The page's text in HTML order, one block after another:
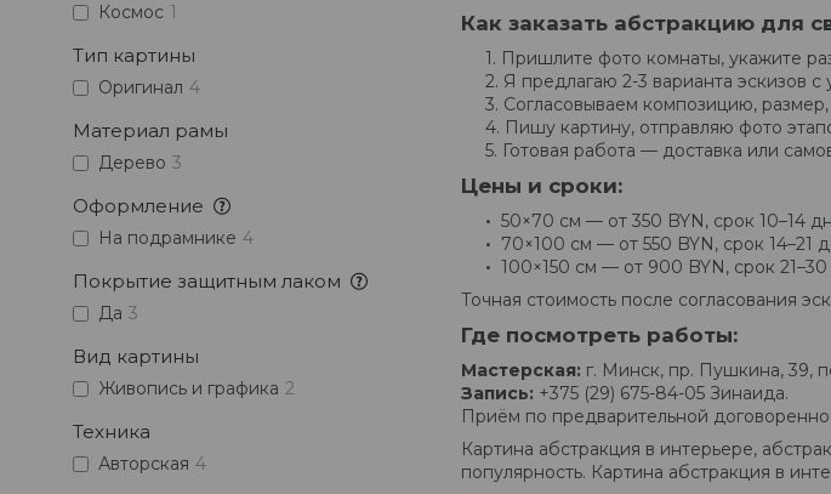
Как заказать абстракцию для
Пришлите фото комнаты, укажите
Я предлагаю 2-3 варианта эскизов с
Согласовываем композицию,
Пишу картину, отправляю фото
Готовая работа — доставка или
Цены и сроки:
50×70 см — от 350 BYN, срок 10–14
70×100 см — от 550 BYN, срок 14–21
100×150 см — от 900 BYN, срок
Точная стоимость после согласования
Где посмотреть работы:
Мастерская: г. Минск, пр. Пушкина, 39,
Запись: +375 (29) 675-84-05 Зинаида.
Приём по предварительной
Картина абстракция в интерьере,
популярность. Картина абстракция в
Космос 1
Тип картины
Оригинал 4
Материал рамы
Дерево 3
Оформление
На подрамнике 4
Покрытие защитным лаком
Да 3
Вид картины
Живопись и графика 2
Техника
Авторская 4